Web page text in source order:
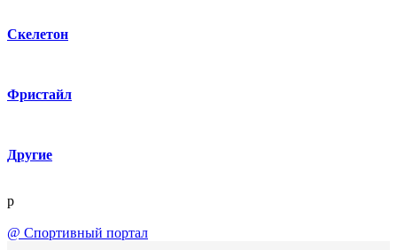
Скелетон
Фристайл
Другие
p
@ Спортивный портал